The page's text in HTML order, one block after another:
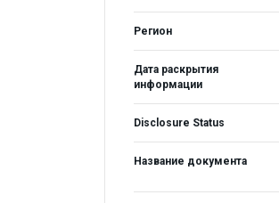
Регион
Дата раскрытия
информации
Disclosure Status
Название документа